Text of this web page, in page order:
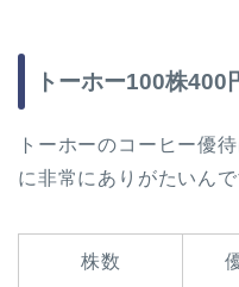
トーホー100株400
トーホーのコーヒー優
に非常にありがたいん
株数